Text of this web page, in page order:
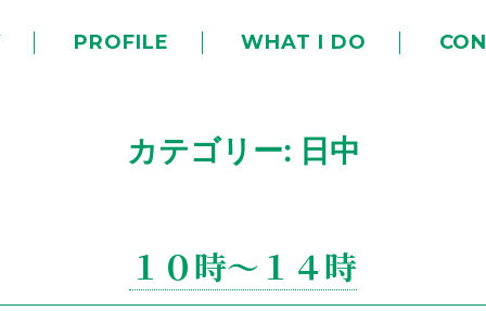
PROFILE WHAT I DO
カテゴリー: 日中
１０時～１４時